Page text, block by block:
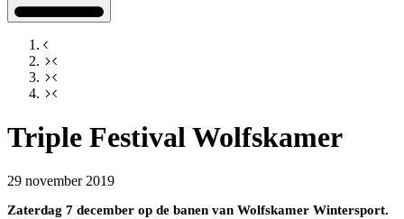
Triple Festival Wolfskamer
29 november 2019
Zaterdag 7 december op de banen van Wolfskamer Wintersport.